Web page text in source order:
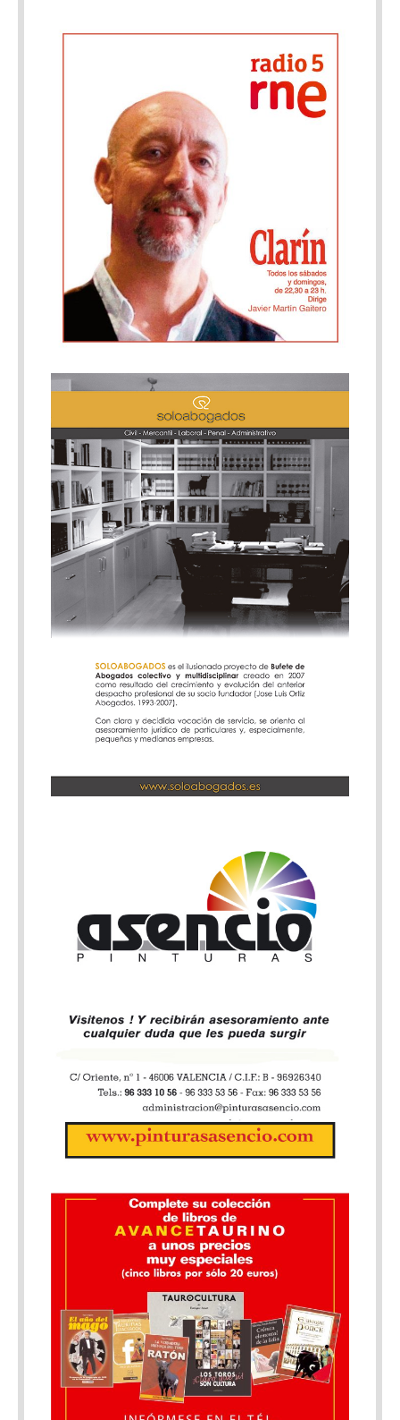
Coquilla de Sánchez-Arjona. Luis Rivero, oreja y silencio tras
aviso. Ruiz de Velasco, oreja y oreja tras aviso. Boujan-
sur-Libron (Francia), 29 de junio. Tercera y última de la Feria
“Toros y Campo” Acte IXI. Novillos de Turquay en el marco de
la jornada aniversario de los 50 años de la ganadería. Juan
Molas, ovación y silencio. Pedro Luis, silencio tras dos avisos y
ovación con aviso. Juanillo Bohórquez, silencio y silencio.